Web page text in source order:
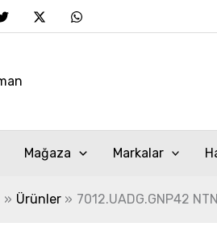
Mağaza Markalar
Ürünler 7012.UADG.GNP42